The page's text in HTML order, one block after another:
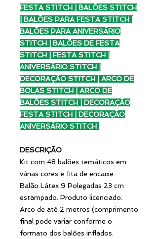
FESTA STITCH | BALÕES STITCH
| BALÕES PARA FESTA STITCH |
BALÕES PARA ANIVERSÁRIO
STITCH | BALÕES DE FESTA
STITCH | FESTA STITCH |
ANIVERSÁRIO STITCH |
DECORAÇÃO STITCH | ARCO DE
BOLAS STITCH | ARCO DE
BALÕES STITCH | DECORAÇÃO
FESTA STITCH | DECORAÇÃO
ANIVERSÁRIO STITCH
DESCRIÇÃO
Kit com 48 balões temáticos em
várias cores e fita de encaixe.
Balão Látex 9 Polegadas 23 cm
estampado. Produto licenciado.
Arco de até 2 metros (comprimento
final pode variar conforme o
formato dos balões inflados.